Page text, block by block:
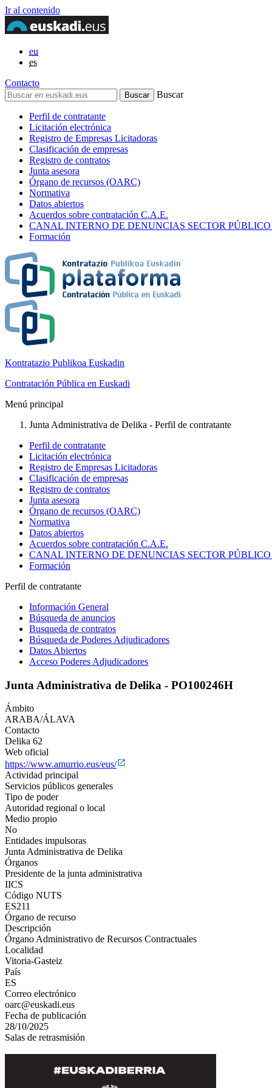
Ir al contenido
eu
es
Contacto
Buscar
Perfil de contratante
Licitación electrónica
Registro de Empresas Licitadoras
Clasificación de empresas
Registro de contratos
Junta asesora
Órgano de recursos (OARC)
Normativa
Datos abiertos
Acuerdos sobre contratación C.A.E.
CANAL INTERNO DE DENUNCIAS SECTOR
Formación
Kontratazio Publikoa Euskadin
Contratación Pública en Euskadi
Menú principal
Junta Administrativa de Delika - Perfil de contratante
Perfil de contratante
Licitación electrónica
Registro de Empresas Licitadoras
Clasificación de empresas
Registro de contratos
Junta asesora
Órgano de recursos (OARC)
Normativa
Datos abiertos
Acuerdos sobre contratación C.A.E.
CANAL INTERNO DE DENUNCIAS SECTOR
Formación
Perfil de contratante
Información General
Búsqueda de anuncios
Busqueda de contratos
Búsqueda de Poderes Adjudicadores
Datos Abiertos
Acceso Poderes Adjudicadores
Junta Administrativa de Delika - PO100246H
Ámbito
ARABA/ÁLAVA
Contacto
Delika 62
Web oficial
https://www.amurrio.eus/eus/
Actividad principal
Servicios públicos generales
Tipo de poder
Autoridad regional o local
Medio propio
No
Entidades impulsoras
Junta Administrativa de Delika
Órganos
Presidente de la junta administrativa
IICS
Código NUTS
ES211
Órgano de recurso
Descripción
Órgano Administrativo de Recursos Contractuales
Localidad
Vitoria-Gasteiz
País
ES
Correo electrónico
oarc@euskadi.eus
Fecha de publicación
28/10/2025
Salas de retrasmisión